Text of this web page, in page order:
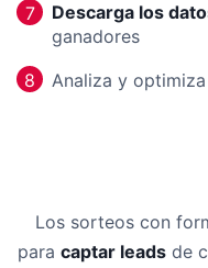
7
Descarga los
ganadores
8
Analiza y
Los sorteos con
para captar leads de